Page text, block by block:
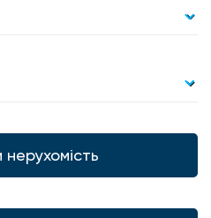
нерухомість